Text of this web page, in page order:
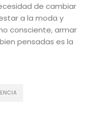
de cambiar
a la moda y
consciente, armar
pensadas es la